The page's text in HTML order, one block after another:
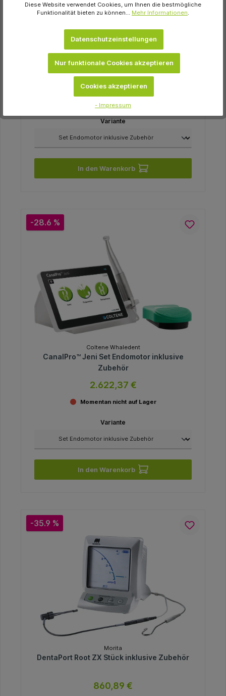
CanalPro X-Move Set Endomotor inklusive
Zubehör
1.118,13 €
Variante
In den Warenkorb
-28.6 %
Coltene Whaledent
CanalPro™ Jeni Set Endomotor inklusive
Zubehör
2.622,37 €
Momentan nicht auf Lager
Variante
In den Warenkorb
-35.9 %
Morita
DentaPort Root ZX Stück inklusive Zubehör
860,89 €
Diese Website verwendet Cookies, um Ihnen die bestmögliche
Funktionalität bieten zu können... Mehr Informationen.
Datenschutzeinstellungen
Nur funktionale Cookies akzeptieren
Cookies akzeptieren
- Impressum